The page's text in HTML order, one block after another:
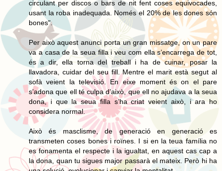
circulant per discos o bars de nit fent coses equivocades,
usant la roba inadequada. Només el 20% de les dones són
bones".
Per això aquest anunci porta un gran missatge, on un pare
va a casa de la seua filla i veu com ella s’encarrega de tot,
és a dir, ella torna del treball i ha de cuinar, posar la
llavadora, cuidar del seu fill. Mentre el marit està segut al
sofà veient la televisió. En eixe moment és on el pare
s’adona que ell té culpa d’això, que ell no ajudava a la seua
dona, i que la seua filla s’ha criat veient això, i ara ho
considera normal.
Això és masclisme, de generació en generació es
transmeten coses bones i roïnes. I si en la teua família no
es fonamenta el respecte i la igualtat, en aquest cas cap a
la dona, quan tu sigues major passarà el mateix. Però hi ha